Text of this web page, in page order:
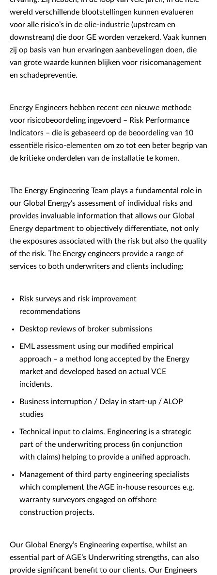
wereld verschillende blootstellingen kunnen evalueren
voor alle risico’s in de olie-industrie (upstream en
downstream) die door GE worden verzekerd. Vaak kunnen
zij op basis van hun ervaringen aanbevelingen doen, die
van grote waarde kunnen blijken voor risicomanagement
en schadepreventie.
Energy Engineers hebben recent een nieuwe methode
voor risicobeoordeling ingevoerd – Risk Performance
Indicators – die is gebaseerd op de beoordeling van 10
essentiële risico-elementen om zo tot een beter begrip van
de kritieke onderdelen van de installatie te komen.
The Energy Engineering Team plays a fundamental role in
our Global Energy’s assessment of individual risks and
provides invaluable information that allows our Global
Energy department to objectively differentiate, not only
the exposures associated with the risk but also the quality
of the risk. The Energy engineers provide a range of
services to both underwriters and clients including:
Risk surveys and risk improvement
recommendations
Desktop reviews of broker submissions
EML assessment using our modified empirical
approach – a method long accepted by the Energy
market and developed based on actual VCE
incidents.
Business interruption / Delay in start-up / ALOP
studies
Technical input to claims. Engineering is a strategic
part of the underwriting process (in conjunction
with claims) helping to provide a unified approach.
Management of third party engineering specialists
which complement the AGE in-house resources e.g.
warranty surveyors engaged on offshore
construction projects.
Our Global Energy’s Engineering expertise, whilst an
essential part of AGE’s Underwriting strengths, can also
provide significant benefit to our clients. Our Engineers